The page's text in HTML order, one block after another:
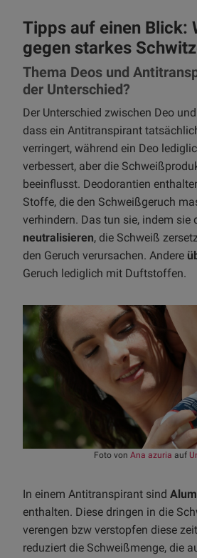
Tipps auf einen Blick:
gegen starkes
Thema Deos und
der Unterschied?
Der Unterschied zwischen Deo
dass ein Antitranspirant
verringert, während ein Deo
verbessert, aber die
beeinflusst. Deodorantien
Stoffe, die den Schweißgeruch
verhindern. Das tun sie, indem sie
neutralisieren, die Schweiß
den Geruch verursachen. Andere
Geruch lediglich mit Duftstoffen.
Foto von Ana azuria auf
In einem Antitranspirant sind
enthalten. Diese dringen in die
verengen bzw verstopfen diese
reduziert die Schweißmenge, die